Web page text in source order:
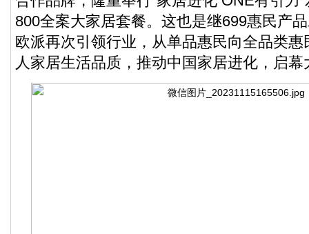
800全案大家居套餐。这也是继699惠民产
欧派再次引领行业，从单品惠民向全品类
人家居生活品质，推动中国家居进化，启